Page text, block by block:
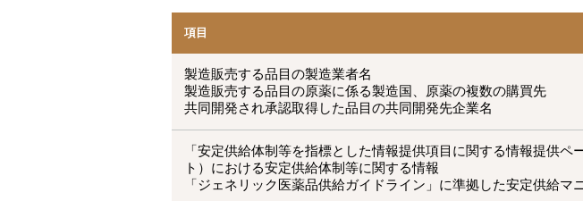
項目
製造販売する品目の製造業者名
製造販売する品目の原薬に係る製造国、原薬の複数の購買先
共同開発され承認取得した品目の共同開発先企業名
「安定供給体制等を指標とした情報提供項目に関する情報提供ペ
ト）における安定供給体制等に関する情報
「ジェネリック医薬品供給ガイドライン」に準拠した安定供給マ